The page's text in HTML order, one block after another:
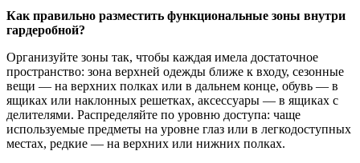
Как правильно разместить функциональные зоны внутри
гардеробной?
Организуйте зоны так, чтобы каждая имела достаточное
пространство: зона верхней одежды ближе к входу, сезонные
вещи — на верхних полках или в дальнем конце, обувь — в
ящиках или наклонных решетках, аксессуары — в ящиках с
делителями. Распределяйте по уровню доступа: чаще
используемые предметы на уровне глаз или в легкодоступных
местах, редкие — на верхних или нижних полках.